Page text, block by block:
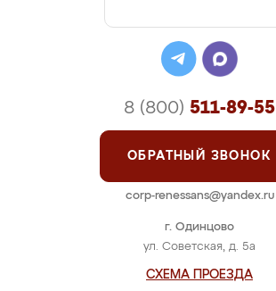
г. Одинцово
ул. Советская, д. 5а
СХЕМА ПРОЕЗДА
8 (800) 511-89-55
ОБРАТНЫЙ ЗВОНОК
corp-renessans@yandex.ru